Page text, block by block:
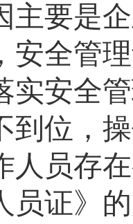
主要是
安全管
实安全
到位，
人员存
员证》